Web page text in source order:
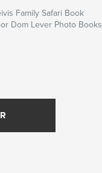
Family Safari Book
Dom Lever Photo Books